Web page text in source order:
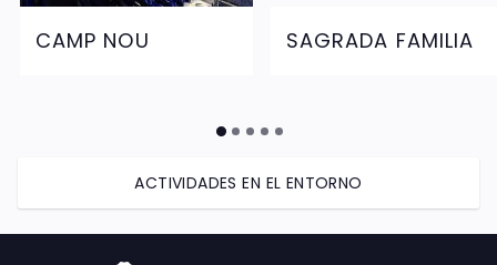
CAMP NOU SAGRADA FAMILIA
ACTIVIDADES EN EL ENTORNO